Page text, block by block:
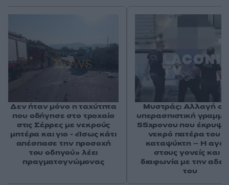
Δεν ήταν μόνο η ταχύτητα
που οδήγησε στο τροχαίο
στις Σέρρες με νεκρούς
μητέρα και γιο - «Ίσως κάτι
απέσπασε την προσοχή
του οδηγού» λέει
πραγματογνώμονας
Μυστράς: Αλλαγή
υπερασπιστική
55χρονου που έκρυψε
νεκρό πατέρα του
καταψύκτη – Η
στους γονείς και η
διαφωνία με την
του